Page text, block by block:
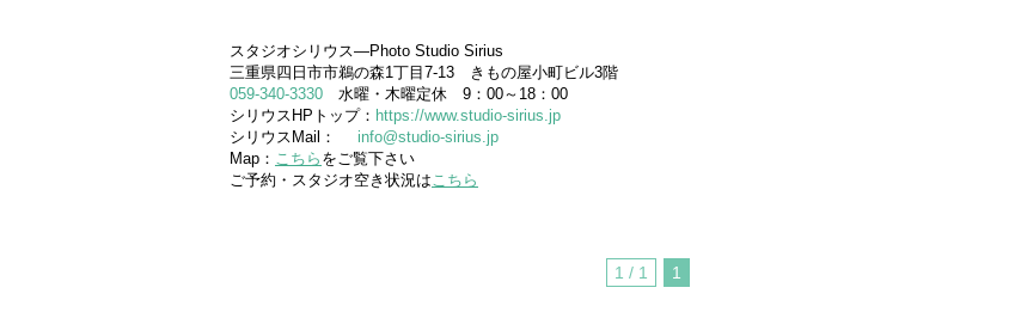
スタジオシリウス―Photo Studio Sirius
三重県四日市市鵜の森1丁目7-13 きもの屋小町ビル3階
059-340-3330 水曜・木曜定休 9：00～18：00
シリウスHPトップ： https://www.studio-sirius.jp
シリウスMail：
info@studio-sirius.jp
Map： こちら をご覧下さい
ご予約・スタジオ空き状況はこちら
1 / 1 1